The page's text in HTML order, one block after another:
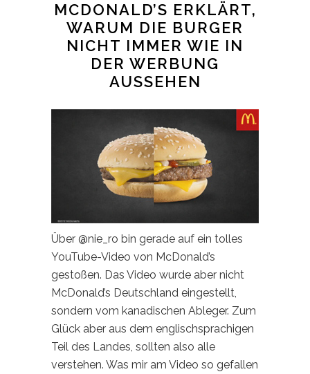
MCDONALD’S ERKLÄRT,
WARUM DIE BURGER
NICHT IMMER WIE IN
DER WERBUNG
AUSSEHEN
Über @nie_ro bin gerade auf ein tolles
YouTube-Video von McDonald’s
gestoßen. Das Video wurde aber nicht
McDonald’s Deutschland eingestellt,
sondern vom kanadischen Ableger. Zum
Glück aber aus dem englischsprachigen
Teil des Landes, sollten also alle
verstehen. Was mir am Video so gefallen